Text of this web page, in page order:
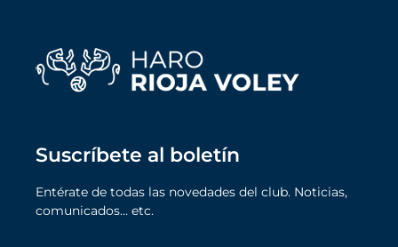
Suscríbete al boletín
Entérate de todas las novedades del club. Noticias,
comunicados… etc.